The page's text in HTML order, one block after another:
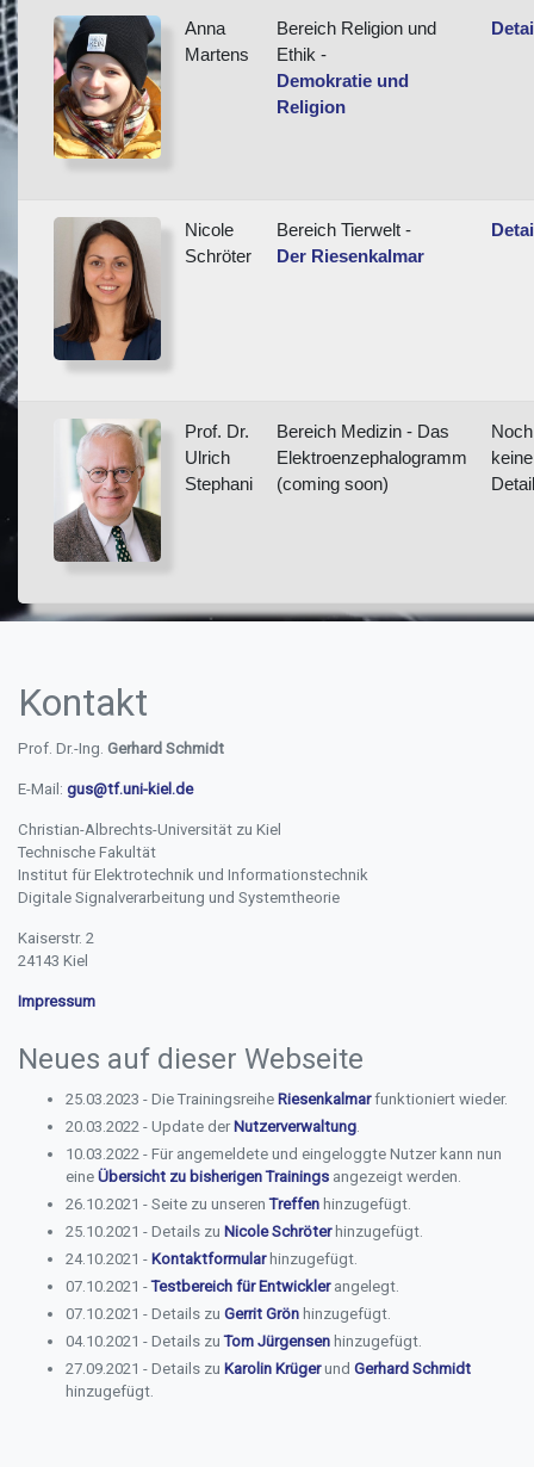
Sprechtherapie Kiel
Anna
Martens
Bereich Religion und
Ethik -
Demokratie und
Religion
Nicole
Schröter
Bereich Tierwelt -
Der Riesenkalmar
Prof. Dr.
Ulrich
Stephani
Bereich Medizin - Das
Elektroenzephalogramm
(coming soon)
Noch
keine
Kontakt
Prof. Dr.-Ing. Gerhard Schmidt
E-Mail: gus@tf.uni-kiel.de
Christian-Albrechts-Universität zu Kiel
Technische Fakultät
Institut für Elektrotechnik und Informationstechnik
Digitale Signalverarbeitung und Systemtheorie
Kaiserstr. 2
24143 Kiel
Impressum
Neues auf dieser Webseite
25.03.2023 - Die Trainingsreihe Riesenkalmarfunktioniert wieder.
20.03.2022 - Update der Nutzerverwaltung.
10.03.2022 - Für angemeldete und eingeloggte Nutzer kann nun
eine Übersicht zu bisherigen Trainings angezeigt werden.
26.10.2021 - Seite zu unserenTreffen hinzugefügt.
25.10.2021 - Details zu Nicole Schröterhinzugefügt.
24.10.2021 - Kontaktformularhinzugefügt.
07.10.2021 -Testbereich für Entwicklerangelegt.
07.10.2021 - Details zu Gerrit Grön hinzugefügt.
04.10.2021 - Details zuTom Jürgensen hinzugefügt.
27.09.2021 - Details zu Karolin Krügerund Gerhard Schmidt
hinzugefügt.